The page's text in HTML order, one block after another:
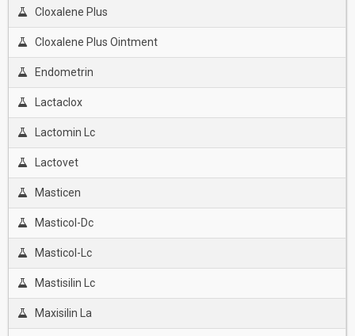
Cloxalene Plus
Cloxalene Plus Ointment
Endometrin
Lactaclox
Lactomin Lc
Lactovet
Masticen
Masticol-Dc
Masticol-Lc
Mastisilin Lc
Maxisilin La